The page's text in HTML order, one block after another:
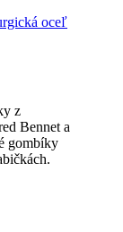
z
Bennet a
gombíky